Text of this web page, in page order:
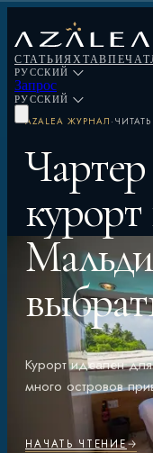
СТАТЬИ ЯХТА
РУССКИЙ
Запрос
РУССКИЙ
AZALEA ЖУРНАЛ · ЧИТАТЬ
Курорт идеален
много островов
НАЧАТЬ ЧТЕНИЕ